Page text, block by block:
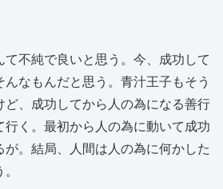
て不純で良いと思う。今、成功して
んなもんだと思う。青汁王子もそう
ど、成功してから人の為になる善行
行く。最初から人の為に動いて成功
が。結局、人間は人の為に何かした